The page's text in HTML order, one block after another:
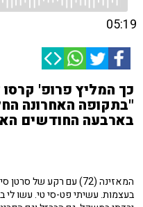
05:19
"בתקופה האחרונה
בארבעה החודשים
המאזינה (72) עם רקע
בעצמות. עשיתי פט-סי טי. עשו לי